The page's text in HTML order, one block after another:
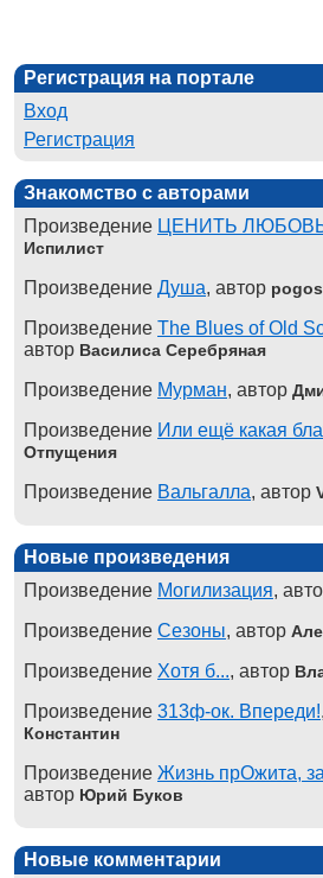
Регистрация на портале
Вход
Регистрация
Знакомство с авторами
Произведение ЦЕНИТЬ
Испилист
Произведение Душа, автор
Произведение The Blues of Old
автор Василиса Серебряная
Произведение Мурман, автор
Произведение Или ещё какая
Отпущения
Произведение Вальгалла, автор
Новые произведения
Произведение Могилизация,
Произведение Сезоны, автор
Произведение Хотя б..., автор
Произведение 313ф-ок. Впереди!
Константин
Произведение Жизнь прОжита,
автор Юрий Буков
Новые комментарии